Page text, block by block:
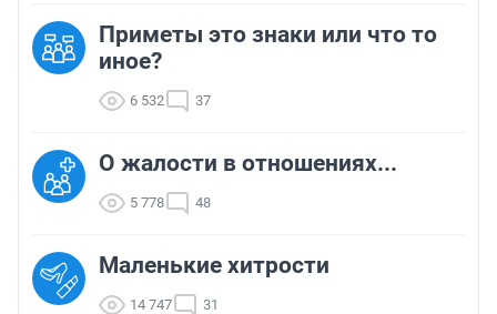
Приметы это знаки или что то
иное?
6 532 37
О жалости в отношениях...
5 778 48
Маленькие хитрости
14 747 31